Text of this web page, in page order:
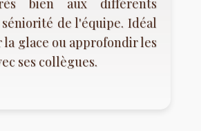
bien aux différents
de l'équipe. Idéal
la glace ou approfondir les
ses collègues.